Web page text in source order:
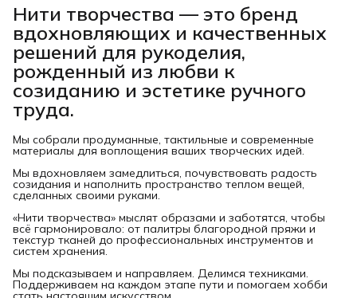
Нити творчества — это бренд
вдохновляющих и качественных
решений для рукоделия,
рожденный из любви к
созиданию и эстетике ручного
труда.
Мы собрали продуманные, тактильные и современные
материалы для воплощения ваших творческих идей.
Мы вдохновляем замедлиться, почувствовать радость
созидания и наполнить пространство теплом вещей,
сделанных своими руками.
«Нити творчества» мыслят образами и заботятся, чтобы
всё гармонировало: от палитры благородной пряжи и
текстур тканей до профессиональных инструментов и
систем хранения.
Мы подсказываем и направляем. Делимся техниками.
Поддерживаем на каждом этапе пути и помогаем хобби